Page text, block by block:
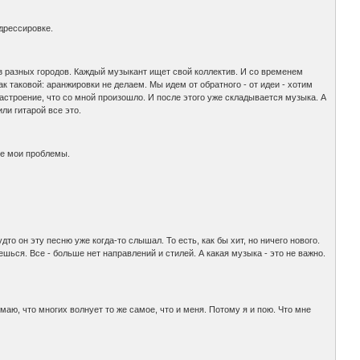
городов. Каждый музыкант ищет свой коллектив. И со временем
аранжировки не делаем. Мы идем от обратного - от идеи - хотим
что со мной произошло. И после этого уже складывается музыка. А
гитарой все это.
мои проблемы.
он эту песню уже когда-то слышал. То есть, как бы хит, но ничего нового.
Все - больше нет направлений и стилей. А какая музыка - это не важно.
что многих волнует то же самое, что и меня. Потому я и пою. Что мне